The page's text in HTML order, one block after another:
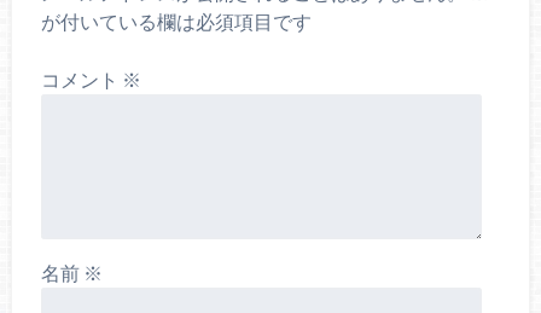
が付いている欄は必須項目です
コメント ※
名前 ※